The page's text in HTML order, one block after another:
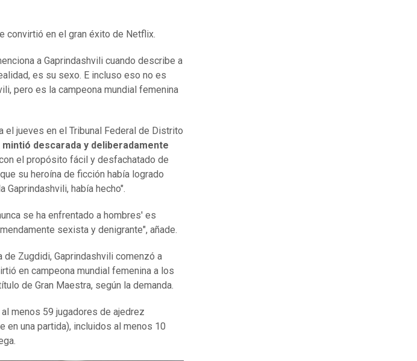
convirtió en el gran éxito de Netflix.
a Gaprindashvili cuando describe a
es su sexo. E incluso eso no es
pero es la campeona mundial femenina
el jueves en el Tribunal Federal de Distrito
descarada y deliberadamente
el propósito fácil y desfachatado de
su heroína de ficción había logrado
Gaprindashvili, había hecho".
se ha enfrentado a hombres' es
sexista y denigrante", añade.
de Zugdidi, Gaprindashvili comenzó a
en campeona mundial femenina a los
de Gran Maestra, según la demanda.
menos 59 jugadores de ajedrez
en una partida), incluidos al menos 10